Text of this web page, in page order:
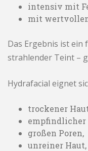
intensiv mit
mit
Das Ergebnis ist ein
strahlender Teint –
Hydrafacial eignet
trockener
empfindlicher
großen Poren,
unreiner Haut,